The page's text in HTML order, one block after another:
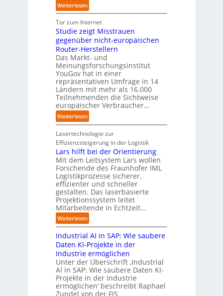
u
s
b
a
u
l
a
n
d
a
e
A
u
t
o
m
a
t
i
s
i
e
r
u
n
g
s
l
ö
s
u
n
g
e
n
i
e
Z
u
k
n
f
t
d
e
r
I
n
d
t
r
i
e
a
u
t
o
m
a
i
s
i
e
r
u
n
e
m
T
e
a
m
t
r
i
t
t
I
n
d
u
t
r
i
a
l
B
s
i
n
e
s
s
E
c
o
y
s
Weiterlesen:
U
n
i
v
e
r
s
a
l
A
u
t
o
m
a
t
i
o
n
.
O
g
w
ä
c
h
s
t
w
e
i
t
e
Tor zum Internet
Studie zeigt Misstrauen
gegenüber nicht-europäischen
Router-Herstellern
Das Markt- und
Meinungsforschungsinstitut
YouGov hat in einer
repräsentativen Umfrage in 14
Ländern mit mehr als 16.000
Teilnehmenden die Sichtweise
europäischer Verbraucher…
Weiterlesen:
S
t
u
d
i
e
z
e
i
g
t
M
i
s
s
t
r
a
u
e
n
Lasertechnologie zur
Effizienzsteigerung in der Logistik
Lars hilft bei der Orientierung
Mit dem Leitsystem Lars wollen
Forschende des Fraunhofer IML
Logistikprozesse sicherer,
effizienter und schneller
gestalten. Das laserbasierte
Projektionssystem leitet
Mitarbeitende in Echtzeit…
Weiterlesen:
L
a
r
s
h
l
f
t
Industrial AI in SAP: Wie saubere
Daten KI-Projekte in der
Industrie ermöglichen
Unter der Überschrift ‚Industrial
AI in SAP: Wie saubere Daten KI-
Projekte in der Industrie
ermöglichen‘ beschreibt Raphael
Zundel von der FIS